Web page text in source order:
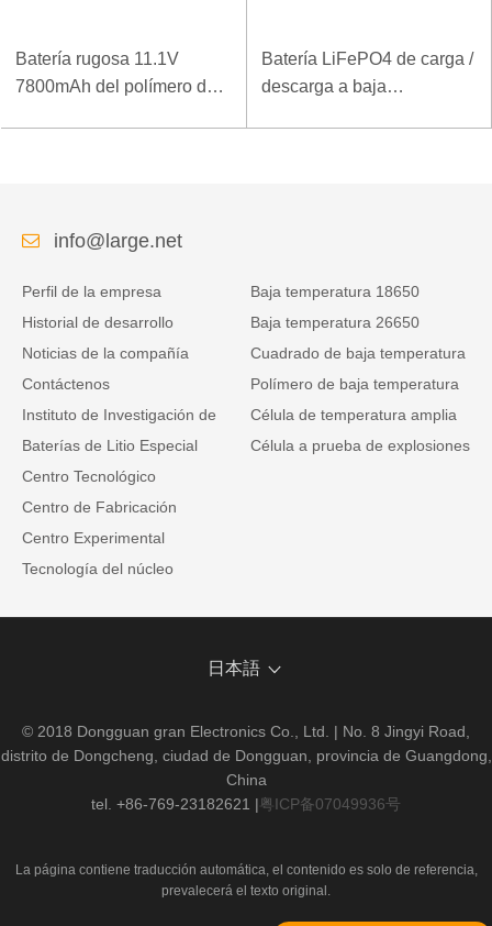
Batería rugosa 11.1V
7800mAh del polímero del
Batería LiFePO4 de carga /
descarga a baja
info@large.net
Perfil de la empresa
Historial de desarrollo
Noticias de la compañía
Contáctenos
Instituto de Investigación de
Baterías de Litio Especial
Centro Tecnológico
Centro de Fabricación
Centro Experimental
Tecnología del núcleo
Baja temperatura 18650
Baja temperatura 26650
Cuadrado de baja temperatura
Polímero de baja temperatura
Célula de temperatura amplia
Célula a prueba de explosiones
日本語
© 2018 Dongguan gran Electronics Co., Ltd. | No. 8 Jingyi Road,
distrito de Dongcheng, ciudad de Dongguan, provincia de Guangdong,
China
tel. +86-769-23182621 |粤ICP备07049936号
La página contiene traducción automática, el contenido es solo de referencia,
prevalecerá el texto original.